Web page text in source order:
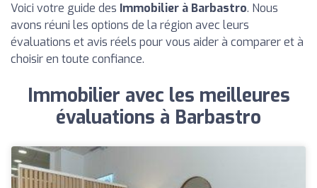
Voici votre guide des Immobilier à Barbastro. Nous
avons réuni les options de la région avec leurs
évaluations et avis réels pour vous aider à comparer et à
choisir en toute confiance.
Immobilier avec les meilleures
évaluations à Barbastro